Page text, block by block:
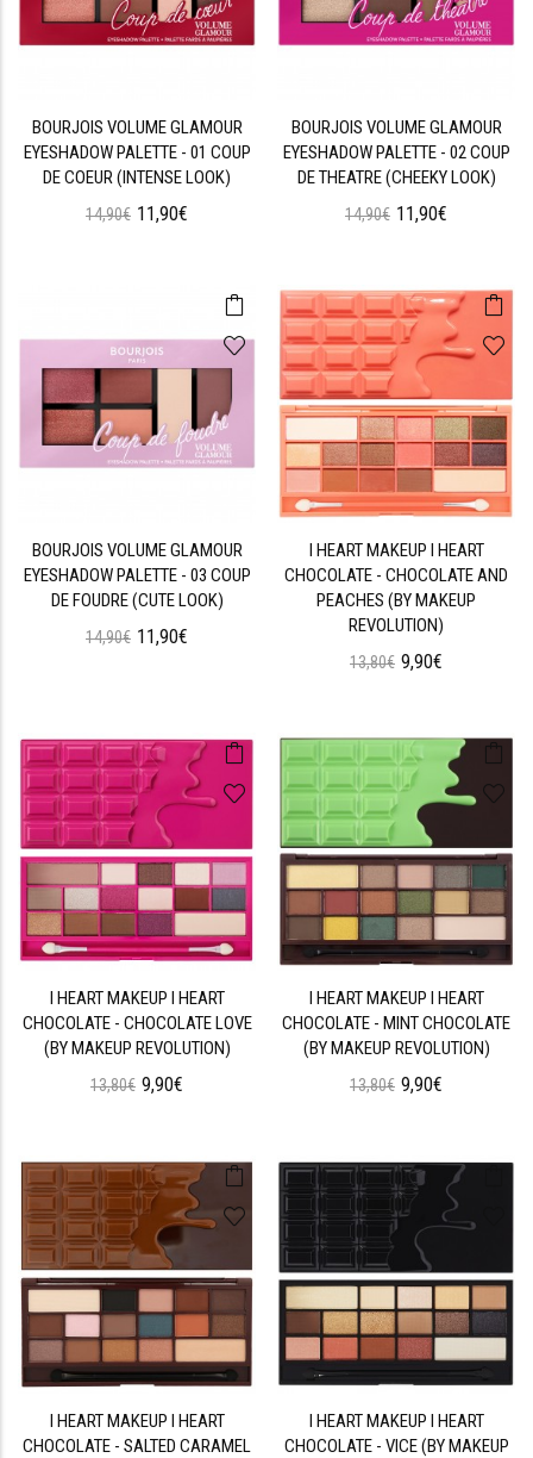
BOURJOIS VOLUME GLAMOUR
EYESHADOW PALETTE - 01 COUP
DE COEUR (INTENSE LOOK)
14,90€ 11,90€
BOURJOIS VOLUME GLAMOUR
EYESHADOW PALETTE - 02 COUP
DE THEATRE (CHEEKY LOOK)
14,90€ 11,90€
BOURJOIS VOLUME GLAMOUR
EYESHADOW PALETTE - 03 COUP
DE FOUDRE (CUTE LOOK)
14,90€ 11,90€
I HEART MAKEUP I HEART
CHOCOLATE - CHOCOLATE AND
PEACHES (BY MAKEUP
REVOLUTION)
13,80€ 9,90€
I HEART MAKEUP I HEART
CHOCOLATE - CHOCOLATE LOVE
(BY MAKEUP REVOLUTION)
13,80€ 9,90€
I HEART MAKEUP I HEART
CHOCOLATE - MINT CHOCOLATE
(BY MAKEUP REVOLUTION)
13,80€ 9,90€
I HEART MAKEUP I HEART
CHOCOLATE - SALTED CARAMEL
I HEART MAKEUP I HEART
CHOCOLATE - VICE (BY MAKEUP